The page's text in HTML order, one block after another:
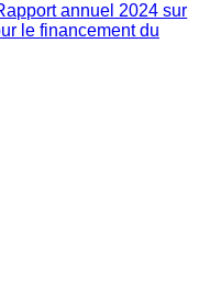
annuel 2024 sur
le financement du